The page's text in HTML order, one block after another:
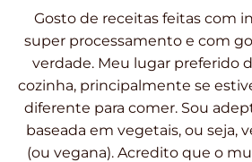
Gosto de receitas feitas com
super processamento e com
verdade. Meu lugar preferido
cozinha, principalmente se
diferente para comer. Sou
baseada em vegetais, ou seja,
(ou vegana). Acredito que o